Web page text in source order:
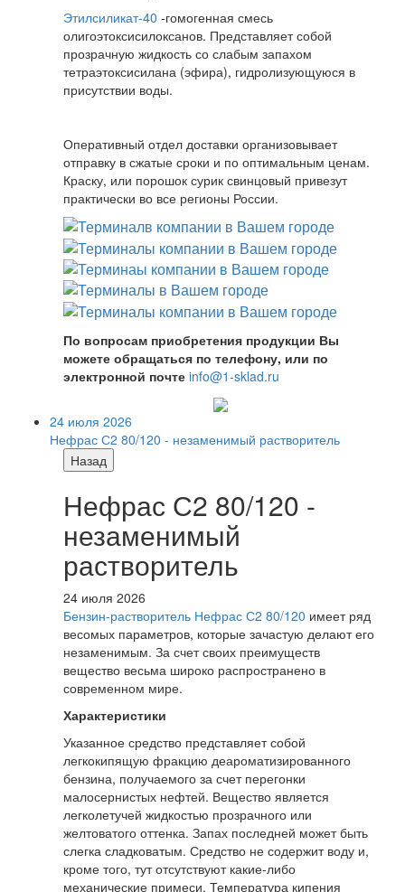
Этилсиликат-40 -гомогенная смесь
олигоэтоксисилоксанов. Представляет собой
прозрачную жидкость со слабым запахом
тетраэтоксисилана (эфира), гидролизующуюся в
присутствии воды.
Оперативный отдел доставки организовывает
отправку в сжатые сроки и по оптимальным ценам.
Краску, или порошок сурик свинцовый привезут
практически во все регионы России.
По вопросам приобретения продукции Вы
можете обращаться по телефону, или по
электронной почте info@1-sklad.ru
24 июля 2026
Нефрас С2 80/120 - незаменимый растворитель
Назад
Нефрас С2 80/120 -
незаменимый
растворитель
24 июля 2026
Бензин-растворитель Нефрас С2 80/120 имеет ряд
весомых параметров, которые зачастую делают его
незаменимым. За счет своих преимуществ
вещество весьма широко распространено в
современном мире.
Характеристики
Указанное средство представляет собой
легкокипящую фракцию деароматизированного
бензина, получаемого за счет перегонки
малосернистых нефтей. Вещество является
легколетучей жидкостью прозрачного или
желтоватого оттенка. Запах последней может быть
слегка сладковатым. Средство не содержит воду и,
кроме того, тут отсутствуют какие-либо
механические примеси. Температура кипения